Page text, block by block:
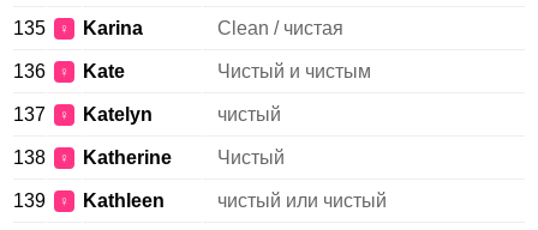
135 ♀ Karina Clean / чистая
136 ♀ Kate Чистый и чистым
137 ♀ Katelyn чистый
138 ♀ Katherine Чистый
139 ♀ Kathleen чистый или чистый